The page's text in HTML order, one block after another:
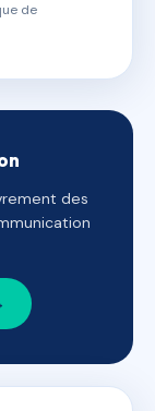
de
des